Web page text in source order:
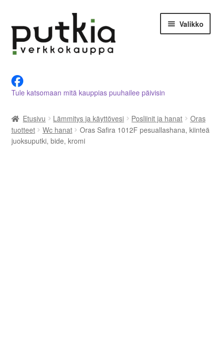
navigointiin
sisältöön
Valikko
Tietoja meistä
Asiakastilini
Ostoskori
Tule katsomaan mitä kauppias puuhailee päivisin
Etusivu Lämmitys ja käyttövesi Posliinit ja hanat
Oras
tuotteet
Wc hanat
Oras Safira 1012F pesuallashana, kiinteä
juoksuputki, bide, kromi